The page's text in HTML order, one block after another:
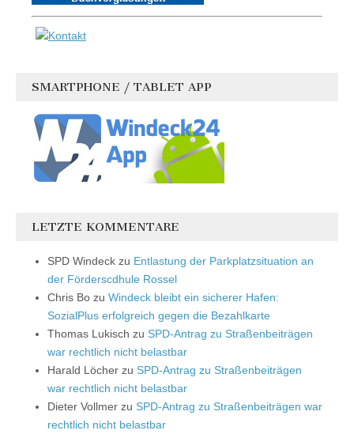
SMARTPHONE / TABLET APP
LETZTE KOMMENTARE
SPD Windeck zu Entlastung der Parkplatzsituation an
der Förderscdhule Rossel
Chris Bo zu Windeck bleibt ein sicherer Hafen:
SozialPlus erfolgreich gegen die Bezahlkarte
Thomas Lukisch zu SPD-Antrag zu Straßenbeiträgen
war rechtlich nicht belastbar
Harald Löcher zu SPD-Antrag zu Straßenbeiträgen
war rechtlich nicht belastbar
Dieter Vollmer zu SPD-Antrag zu Straßenbeiträgen war
rechtlich nicht belastbar